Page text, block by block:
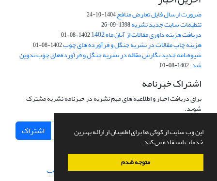
این وب سایت از کوکی ها برای اطمینان از ارائه بهترین
خدمات استفاده می کند.
متوجه شدم
ضرورت ارسال فایل تعارض منافع1404-10-24
تنظیمات سایت جدید نشریه1398-09-26
دریافت هزینه داوری مقالات از آبان ماه 1402 1402-08-01
هزینه چاپ مقالات در نشریه جنگل و فرآورده های چوب1402-08-01
شیوه‌نامه جدید نگارش مقاله در نشریه جنگل و فرآورده‌های چوب تدوین
شد.1402-08-01
اشتراک خبرنامه
برای دریافت اخبار و اطلاعیه های مهم نشریه در خبرنامه نشریه مشترک
شوید.
اشتراک
سامانه مدیریت نشریات علمی.طراحی و پیاده سازی از سیناوب